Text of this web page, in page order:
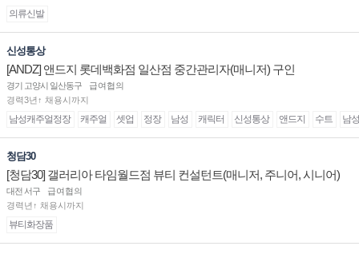
의류신발
신성통상
[ANDZ] 앤드지 롯데백화점 일산점 중간관리자(매니저) 구인
경기 고양시 일산동구
급여협의
경력3년↑ 채용시까지
남성캐주얼정장 캐주얼 셋업 정장 남성 캐릭터 신성통상 앤드지 수트 남
청담30
[청담30] 갤러리아 타임월드점 뷰티 컨설턴트(매니저, 주니어, 시니어)
채용
대전 서구
급여협의
경력년↑ 채용시까지
뷰티화장품